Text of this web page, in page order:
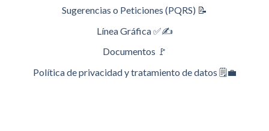
Sugerencias o Peticiones (PQRS) 📝
Línea Gráfica ✅✍️
Documentos 🚩
Política de privacidad y tratamiento de datos 🗒️💼